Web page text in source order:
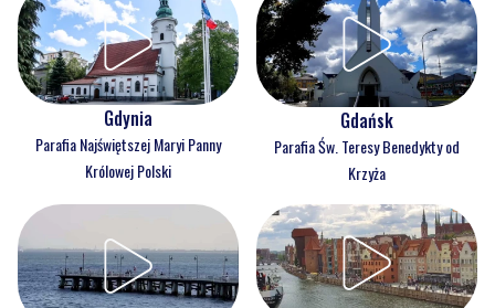
Gdynia
Parafia Najświętszej Maryi Panny
Królowej Polski
Gdańsk
Parafia Św. Teresy Benedykty od
Krzyża